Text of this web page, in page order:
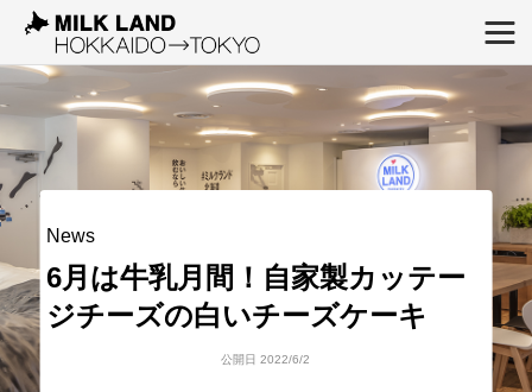
News
6月は牛乳月間！自家製カッテー
ジチーズの白いチーズケーキ
公開日 2022/6/2